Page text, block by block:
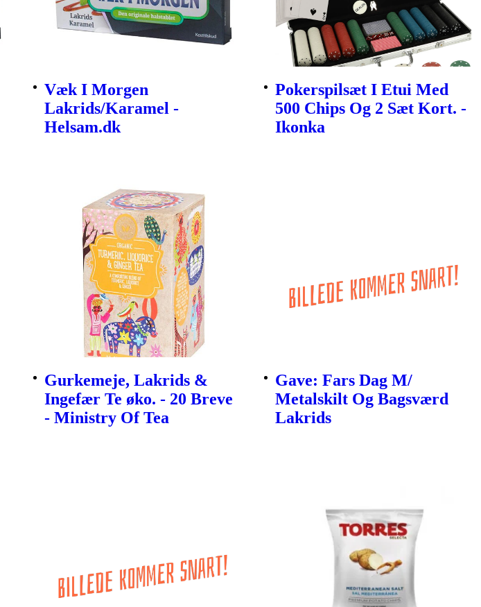
Væk I Morgen
Lakrids/Karamel -
Helsam.dk
Pokerspilsæt I Etui Med
500 Chips Og 2 Sæt Kort. -
Ikonka
Gurkemeje, Lakrids &
Ingefær Te øko. - 20 Breve
- Ministry Of Tea
Gave: Fars Dag M/
Metalskilt Og Bagsværd
Lakrids